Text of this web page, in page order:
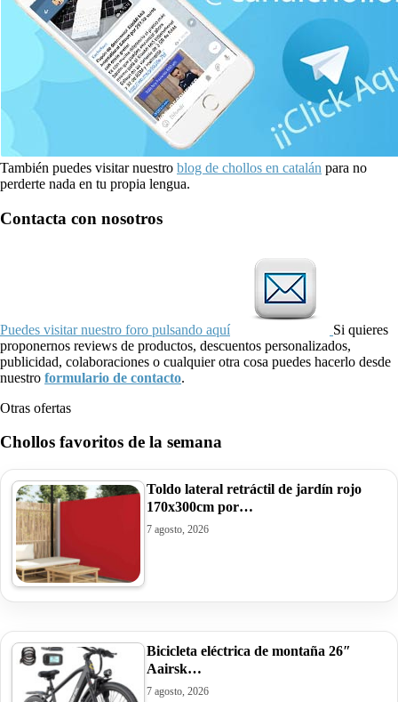
También puedes visitar nuestro blog de chollos en catalán para no
perderte nada en tu propia lengua.
Contacta con nosotros
Puedes visitar nuestro foro pulsando aquí
Si quieres
proponernos reviews de productos, descuentos personalizados,
publicidad, colaboraciones o cualquier otra cosa puedes hacerlo desde
nuestro formulario de contacto.
Otras ofertas
Chollos favoritos de la semana
Toldo lateral retráctil de jardín rojo
170x300cm por…
7 agosto, 2026
Bicicleta eléctrica de montaña 26″
Aairsk…
7 agosto, 2026